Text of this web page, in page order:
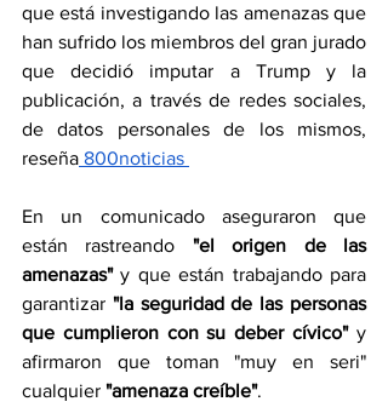
que está investigando las amenazas que
han sufrido los miembros del gran jurado
que decidió imputar a Trump y la
publicación, a través de redes sociales,
de datos personales de los mismos,
reseña 800noticias
En un comunicado aseguraron que
están rastreando "el origen de las
amenazas" y que están trabajando para
garantizar "la seguridad de las personas
que cumplieron con su deber cívico" y
afirmaron que toman "muy en seri"
cualquier "amenaza creíble".